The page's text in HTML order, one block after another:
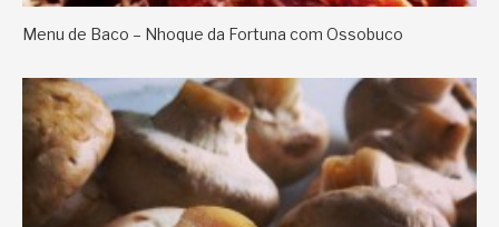
Menu de Baco – Nhoque da Fortuna com Ossobuco